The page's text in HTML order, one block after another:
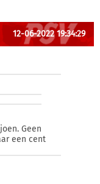
12-06-2022 19:34:29
Geen
een cent